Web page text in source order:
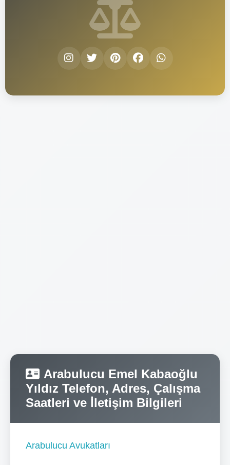
Arabulucu Emel Kabaoğlu
Yıldız Telefon, Adres, Çalışma
Saatleri ve İletişim Bilgileri
Arabulucu Avukatları